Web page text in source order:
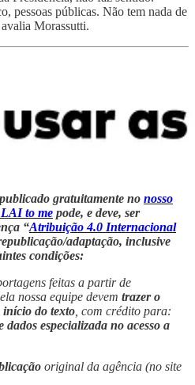
pessoas públicas. Não tem nada de
Morassutti.
gratuitamente no nosso
LAI to me pode, e deve, ser
“Atribuição 4.0 Internacional
adaptação, inclusive
condições:
feitas a partir de
nossa equipe devem trazer o
início do texto , com crédito para:
especializada no acesso a
original da agência (no site